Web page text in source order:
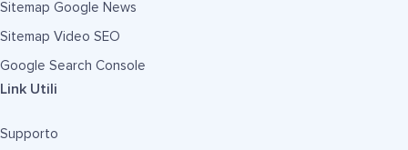
Sitemap Google News
Sitemap Video SEO
Google Search Console
Link Utili
Supporto